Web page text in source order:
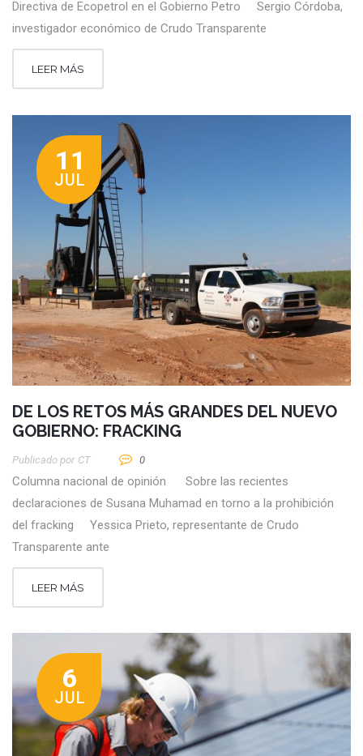
Directiva de Ecopetrol en el Gobierno Petro Sergio Córdoba,
investigador económico de Crudo Transparente
LEER MÁS
11
JUL
DE LOS RETOS MÁS GRANDES DEL NUEVO
GOBIERNO: FRACKING
Publicado por CT 0
Columna nacional de opinión Sobre las recientes
declaraciones de Susana Muhamad en torno a la prohibición
del fracking Yessica Prieto, representante de Crudo
Transparente ante
LEER MÁS
6
JUL